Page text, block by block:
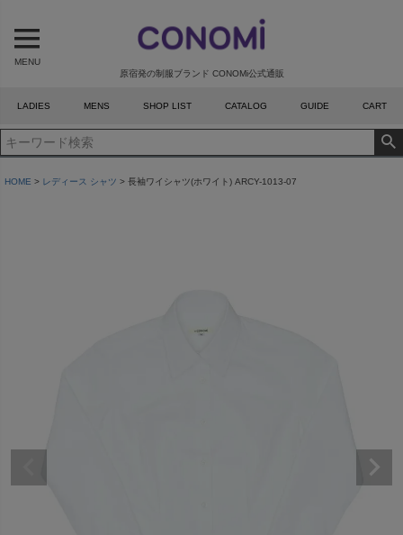
原宿発の制服ブランド CONOMi公式通販
MENU
LADIES MENS SHOP LIST CATALOG GUIDE CART
HOME レディース シャツ 長袖ワイシャツ(ホワイト) ARCY-1013-07